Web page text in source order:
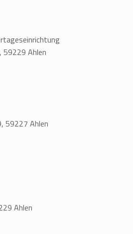
59229 Ahlen
59227 Ahlen
Ahlen